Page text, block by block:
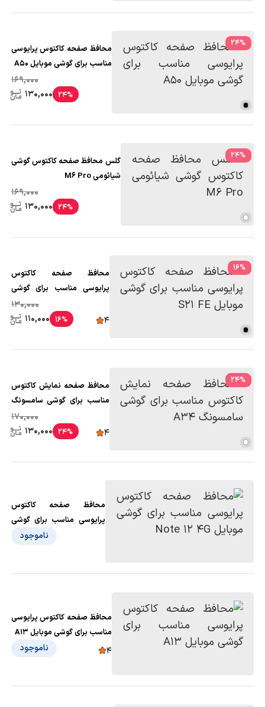
%
24
محافظ صفحه کاکتوس پرایوسی
مناسب برای گوشی موبایل A50
169,000
24%
130,000
%
24
گلس محافظ صفحه کاکتوس گوشی
شیائومی M6 Pro
169,000
24%
130,000
%
16
محافظ صفحه کاکتوس
پرایوسی مناسب برای گوشی
4
130,000
16%
110,000
%
24
محافظ صفحه نمایش کاکتوس
مناسب برای گوشی سامسونگ
4
170,000
24%
130,000
محافظ صفحه کاکتوس
پرایوسی مناسب برای گوشی
ناموجود
محافظ صفحه کاکتوس پرایوسی
مناسب برای گوشی موبایل A13
4 ناموجود